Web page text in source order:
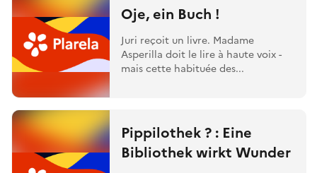
Oje, ein Buch !
Juri reçoit un livre. Madame
Asperilla doit le lire à haute voix -
mais cette habituée des...
Pippilothek ? : Eine
Bibliothek wirkt Wunder